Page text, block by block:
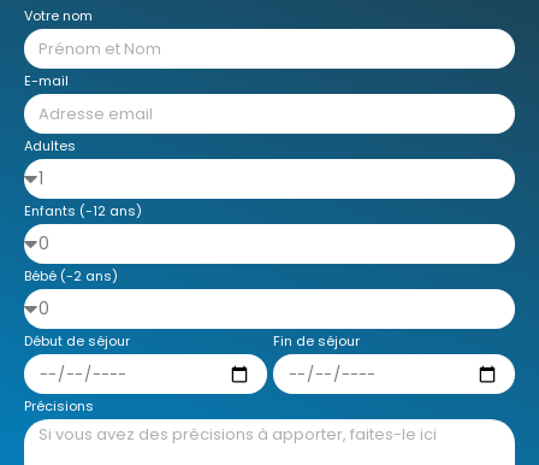
Votre nom
E-mail
Adultes
Enfants (-12 ans)
Bébé (-2 ans)
Début de séjour Fin de séjour
Précisions